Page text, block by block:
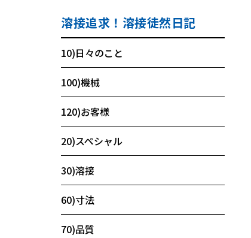
溶接追求！溶接徒然日記
10)日々のこと
100)機械
120)お客様
20)スペシャル
30)溶接
60)寸法
70)品質